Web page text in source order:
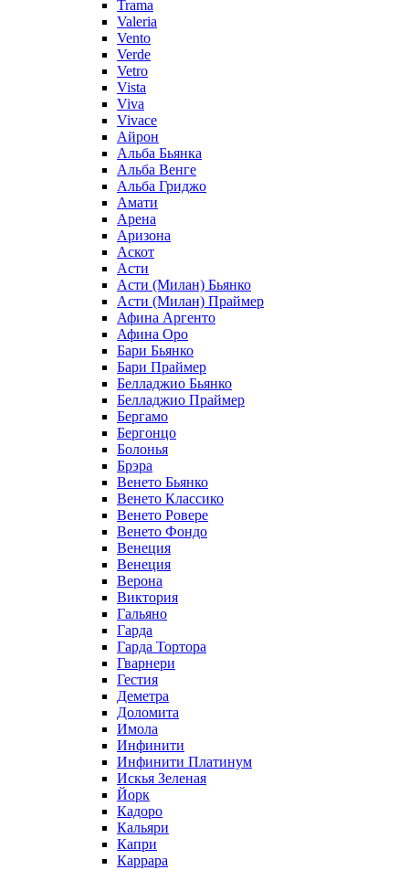
Trama
Valeria
Vento
Verde
Vetro
Vista
Viva
Vivace
Айрон
Альба Бьянка
Альба Венге
Альба Гриджо
Амати
Арена
Аризона
Аскот
Асти
Асти (Милан) Бьянко
Асти (Милан) Праймер
Афина Аргенто
Афина Оро
Бари Бьянко
Бари Праймер
Белладжио Бьянко
Белладжио Праймер
Бергамо
Бергонцо
Болонья
Брэра
Венето Бьянко
Венето Классико
Венето Ровере
Венето Фондо
Венеция
Венеция
Верона
Виктория
Гальяно
Гарда
Гарда Тортора
Гварнери
Гестия
Деметра
Доломита
Имола
Инфинити
Инфинити Платинум
Искья Зеленая
Йорк
Кадоро
Кальяри
Капри
Каррара